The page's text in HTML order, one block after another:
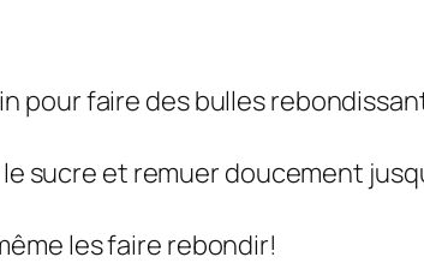
pour faire des bulles
sucre et remuer doucement
les faire rebondir!